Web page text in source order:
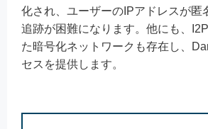
化され、ユーザーのIPアドレスが匿
追跡が困難になります。他にも、
た暗号化ネットワークも存在し、
セスを提供します。